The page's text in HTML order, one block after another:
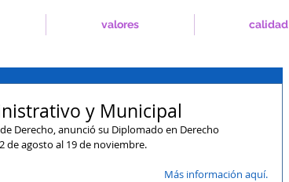
valores calidad
y Municipal
Derecho, anunció su Diplomado en Derecho
agosto al 19 de noviembre.
Más información aquí.